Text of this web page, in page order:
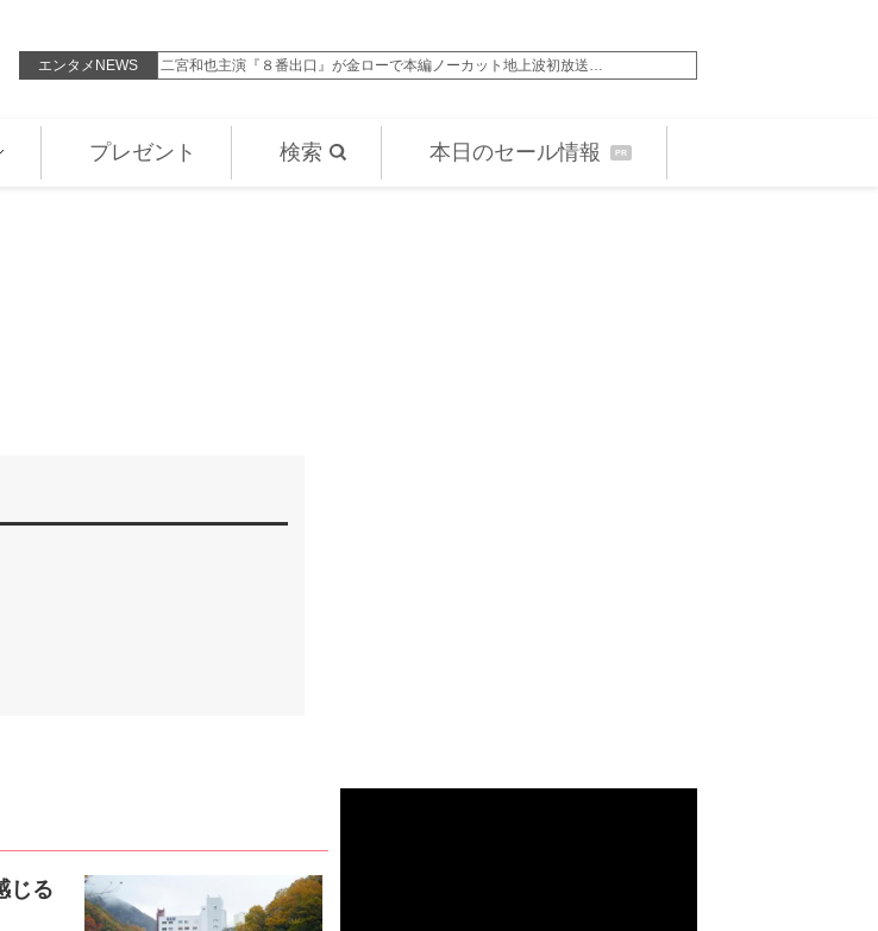
エンタメNEWS
放送… 81歳マイケル・ダグラス、23歳の愛娘キャリスと手をつないでガラ…
プレゼント 検索 本日のセール情報 PR
じる